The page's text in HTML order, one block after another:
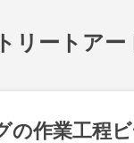
リートアー
の作業工程